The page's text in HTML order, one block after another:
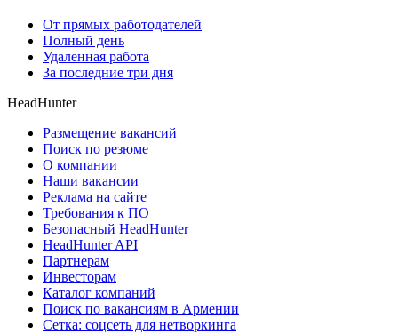
От прямых работодателей
Полный день
Удаленная работа
За последние три дня
HeadHunter
Размещение вакансий
Поиск по резюме
О компании
Наши вакансии
Реклама на сайте
Требования к ПО
Безопасный HeadHunter
HeadHunter API
Партнерам
Инвесторам
Каталог компаний
Поиск по вакансиям в Армении
Сетка: соцсеть для нетворкинга